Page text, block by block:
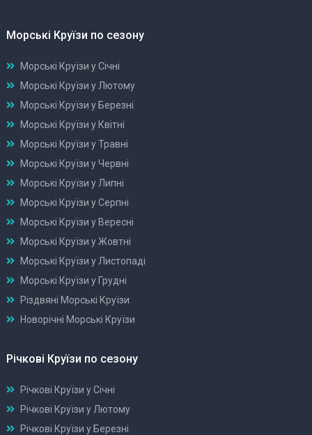
Морські Круїзи по сезону
Морські Круїзи у Січні
Морські Круїзи у Лютому
Морські Круїзи у Березні
Морські Круїзи у Квітні
Морські Круїзи у Травні
Морські Круїзи у Червні
Морські Круїзи у Липні
Морські Круїзи у Серпні
Морські Круїзи у Вересні
Морські Круїзи у Жовтні
Морські Круїзи у Листопаді
Морські Круїзи у Грудні
Різдвяні Морські Круїзи
Новорічні Морські Круїзи
Річкові Круїзи по сезону
Річкові Круїзи у Січні
Річкові Круїзи у Лютому
Річкові Круїзи у Березні